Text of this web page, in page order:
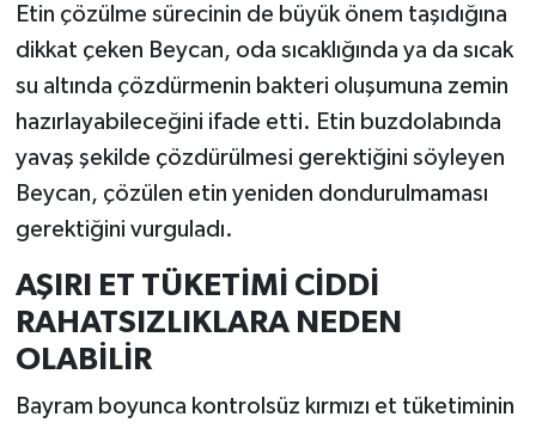
Etin çözülme sürecinin de büyük önem taşıdığına
dikkat çeken Beycan, oda sıcaklığında ya da sıcak
su altında çözdürmenin bakteri oluşumuna zemin
hazırlayabileceğini ifade etti. Etin buzdolabında
yavaş şekilde çözdürülmesi gerektiğini söyleyen
Beycan, çözülen etin yeniden dondurulmaması
gerektiğini vurguladı.
AŞIRI ET TÜKETİMİ CİDDİ
RAHATSIZLIKLARA NEDEN
OLABİLİR
Bayram boyunca kontrolsüz kırmızı et tüketiminin